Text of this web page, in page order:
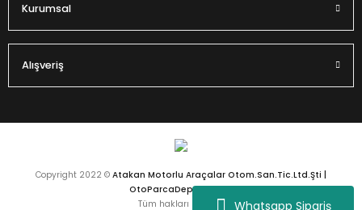
Whatsapp Sipariş
Kurumsal
Alışveriş
Copyright 2022 © Atakan Motorlu Araçalar Otom.San.Tic.Ltd.Şti |
OtoParcaDeposu.com
Tüm hakları saklıdır.